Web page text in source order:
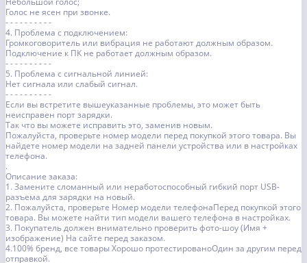
Голос не ясен при звонке.
- - - - - - - - - -
4. Проблема с подключением:
Громкоговоритель или вибрация не работают должным образом.
Подключение к ПК не работает должным образом.
- - - - - - - - - -
5. Проблема с сигнальной линией:
Нет сигнала или слабый сигнал.
- - - - - - - - - -
Если вы встретите вышеуказанные проблемы, это может быть
неисправен порт зарядки.
Так что вы можете исправить это, заменив новым.
Пожалуйста, проверьте номер модели перед покупкой этого товара. Вы
найдете номер модели на задней панели устройства или в настройках
телефона.
.
Описание заказа:
1. Замените сломанный или неработоспособный гибкий порт USB-
разъема для зарядки на новый.
2. Пожалуйста, проверьте Номер модели телефонаПеред покупкой этого
товара. Вы можете найти тип модели вашего телефона в настройках.
3. Покупатель должен внимательно проверить фото-шоу (Имя +
изображение) На сайте перед заказом.
4.100% бренд, все товары Хорошо протестированоОдин за другим перед
отправкой.